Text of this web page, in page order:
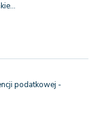
podatkowej -